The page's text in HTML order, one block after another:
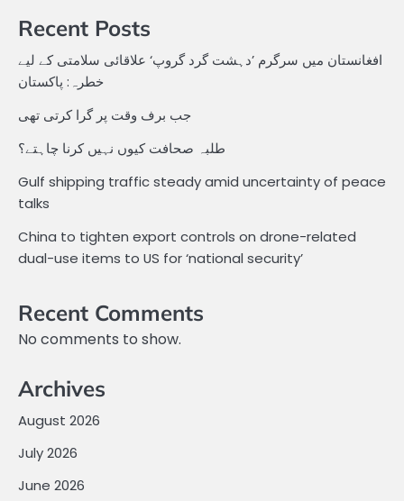
Recent Posts
افغانستان میں سرگرم ’دہشت گرد گروپ‘ علاقائی سلامتی کے لیے
خطرہ: پاکستان
جب برف وقت پر گرا کرتی تھی
طلبہ صحافت کیوں نہیں کرنا چاہتے؟
Gulf shipping traffic steady amid uncertainty of peace
talks
China to tighten export controls on drone-related
dual-use items to US for ‘national security’
Recent Comments
No comments to show.
Archives
August 2026
July 2026
June 2026